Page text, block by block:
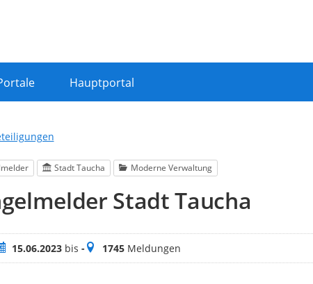
Hauptportal
Stadt Taucha Moderne Verwaltung
Stadt Taucha
15.06.2023bis -Meldungen
1745Meldungen